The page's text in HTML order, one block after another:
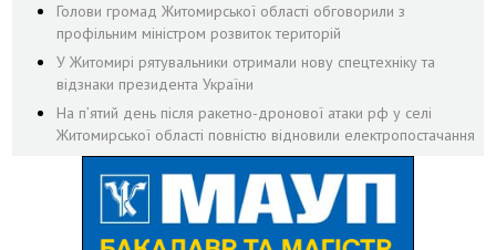
Голови громад Житомирської області обговорили з
профільним міністром розвиток територій
У Житомирі рятувальники отримали нову спецтехніку та
відзнаки президента України
На пʼятий день після ракетно-дронової атаки рф у селі
Житомирської області повністю відновили електропостачання